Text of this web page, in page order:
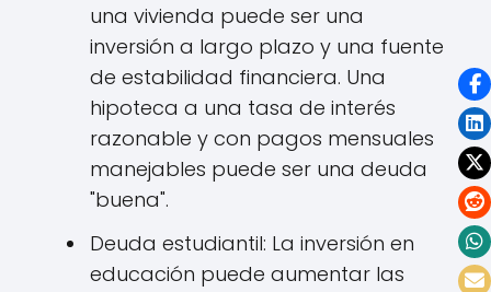
una vivienda puede ser una
inversión a largo plazo y una fuente
de estabilidad financiera. Una
hipoteca a una tasa de interés
razonable y con pagos mensuales
manejables puede ser una deuda
"buena".
Deuda estudiantil: La inversión en
educación puede aumentar las